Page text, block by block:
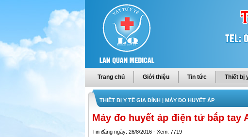
Trang chủ Giới thiệu Tin tức Thiết bị
THIẾT BỊ Y TẾ GIA ĐÌNH | MÁY ĐO HUYẾT ÁP
Máy đo huyết áp điện tử bắp tay
Tin đăng ngày: 26/8/2016 - Xem: 7719